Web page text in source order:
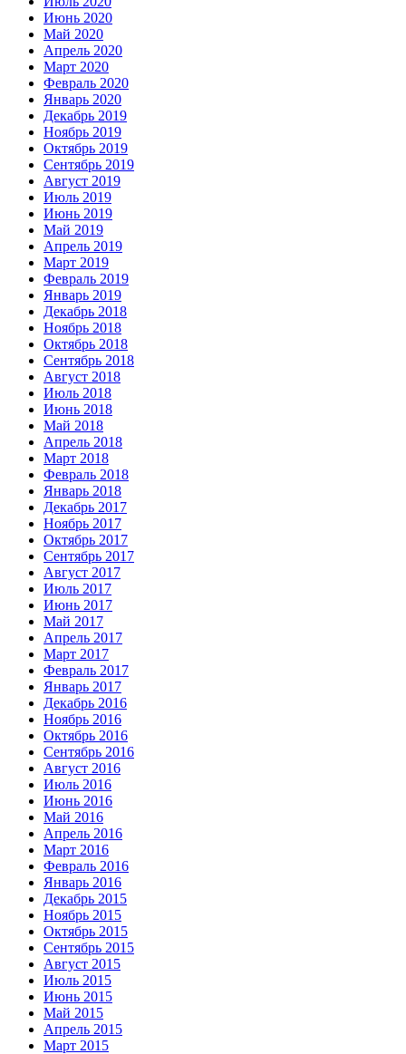
Июнь 2020
Май 2020
Апрель 2020
Март 2020
Февраль 2020
Январь 2020
Декабрь 2019
Ноябрь 2019
Октябрь 2019
Сентябрь 2019
Август 2019
Июль 2019
Июнь 2019
Май 2019
Апрель 2019
Март 2019
Февраль 2019
Январь 2019
Декабрь 2018
Ноябрь 2018
Октябрь 2018
Сентябрь 2018
Август 2018
Июль 2018
Июнь 2018
Май 2018
Апрель 2018
Март 2018
Февраль 2018
Январь 2018
Декабрь 2017
Ноябрь 2017
Октябрь 2017
Сентябрь 2017
Август 2017
Июль 2017
Июнь 2017
Май 2017
Апрель 2017
Март 2017
Февраль 2017
Январь 2017
Декабрь 2016
Ноябрь 2016
Октябрь 2016
Сентябрь 2016
Август 2016
Июль 2016
Июнь 2016
Май 2016
Апрель 2016
Март 2016
Февраль 2016
Январь 2016
Декабрь 2015
Ноябрь 2015
Октябрь 2015
Сентябрь 2015
Август 2015
Июль 2015
Июнь 2015
Май 2015
Апрель 2015
Март 2015